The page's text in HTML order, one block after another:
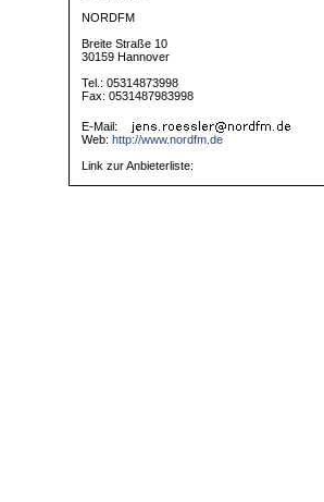
NORDFM
Breite Straße 10
30159 Hannover
Tel.: 05314873998
Fax: 0531487983998
E-Mail:
Web: http://www.nordfm.de
Link zur Anbieterliste: